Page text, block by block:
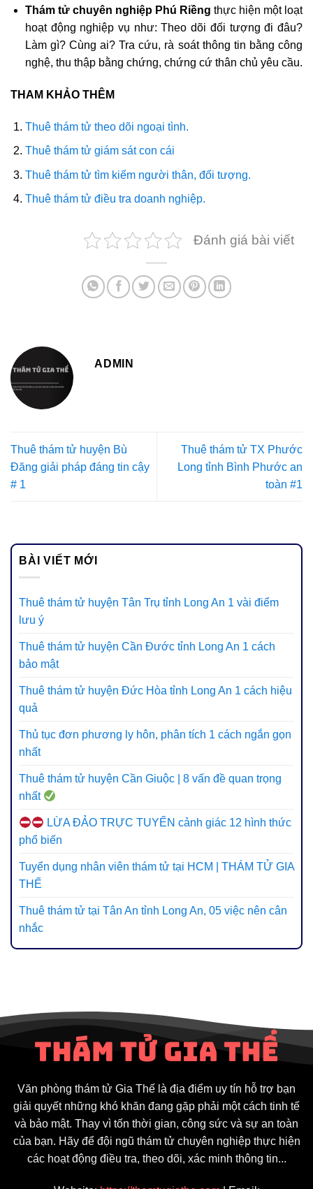
Thám tử chuyên nghiệp Phú Riềng thực hiện một loạt
hoạt động nghiệp vụ như: Theo dõi đối tượng đi đâu?
Làm gì? Cùng ai? Tra cứu, rà soát thông tin bằng công
nghệ, thu thập bằng chứng, chứng cứ thân chủ yêu cầu.
THAM KHẢO THÊM
Thuê thám tử theo dõi ngoại tình.
Thuê thám tử giám sát con cái
Thuê thám tử tìm kiếm người thân, đối tượng.
Thuê thám tử điều tra doanh nghiệp.
Đánh giá bài viết
ADMIN
Thuê thám tử huyện Bù
Đăng giải pháp đáng tin cậy
# 1
Thuê thám tử TX Phước
Long tỉnh Bình Phước an
toàn #1
BÀI VIẾT MỚI
Thuê thám tử huyện Tân Trụ tỉnh Long An 1 vài điểm
lưu ý
Thuê thám tử huyện Cần Đước tỉnh Long An 1 cách
bảo mật
Thuê thám tử huyện Đức Hòa tỉnh Long An 1 cách hiệu
quả
Thủ tục đơn phương ly hôn, phân tích 1 cách ngắn gọn
nhất
Thuê thám tử huyện Cần Giuộc | 8 vấn đề quan trọng
nhất
LỪA ĐẢO TRỰC TUYẾN cảnh giác 12 hình thức
phổ biến
Tuyển dụng nhân viên thám tử tại HCM | THÁM TỬ GIA
THẾ
Thuê thám tử tại Tân An tỉnh Long An, 05 việc nên cân
nhắc
Văn phòng thám tử Gia Thế là địa điểm uy tín hỗ trợ bạn
giải quyết những khó khăn đang gặp phải một cách tinh tế
và bảo mật. Thay vì tốn thời gian, công sức và sự an toàn
của bạn. Hãy để đội ngũ thám tử chuyên nghiệp thực hiện
các hoạt động điều tra, theo dõi, xác minh thông tin...